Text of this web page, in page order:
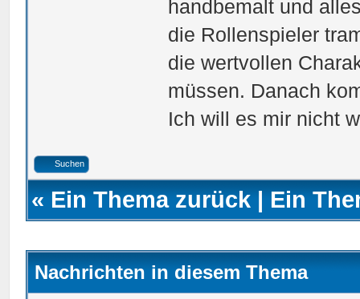
handbemalt und
die Rollenspieler
die wertvollen
müssen. Danach
Ich will es mir nicht
Suchen
« Ein Thema zurück | Ein
Nachrichten in diesem Thema